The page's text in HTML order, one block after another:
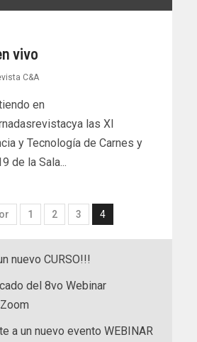
vivo
C&A
en
las XI
y Tecnología de Carnes y
de la Sala...
1 2 3 4
nuevo CURSO!!!
del 8vo Webinar
a un nuevo evento WEBINAR